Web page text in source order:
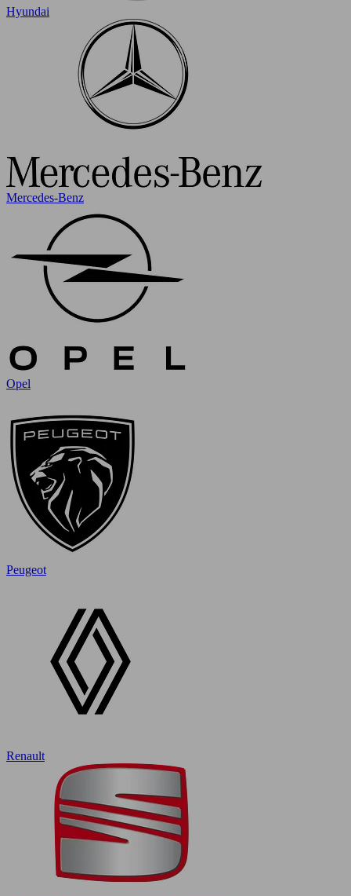
Hyundai
Mercedes-Benz
Opel
Peugeot
Renault